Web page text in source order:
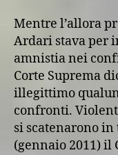
Mentre l’allora
Ardari stava per
amnistia nei
Corte Suprema
illegittimo
confronti.
si scatenarono
(gennaio 2011) il